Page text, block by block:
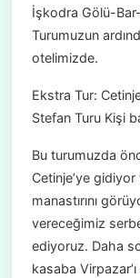
İşkodra Gölü-
Turumuzun
otelimizde.
Ekstra Tur:
Stefan Turu Kişi
Bu turumuzda
Cetinje’ye
manastırını
vereceğimiz
ediyoruz. Daha
kasaba